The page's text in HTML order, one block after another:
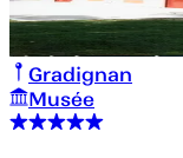
Gradignan
Musée